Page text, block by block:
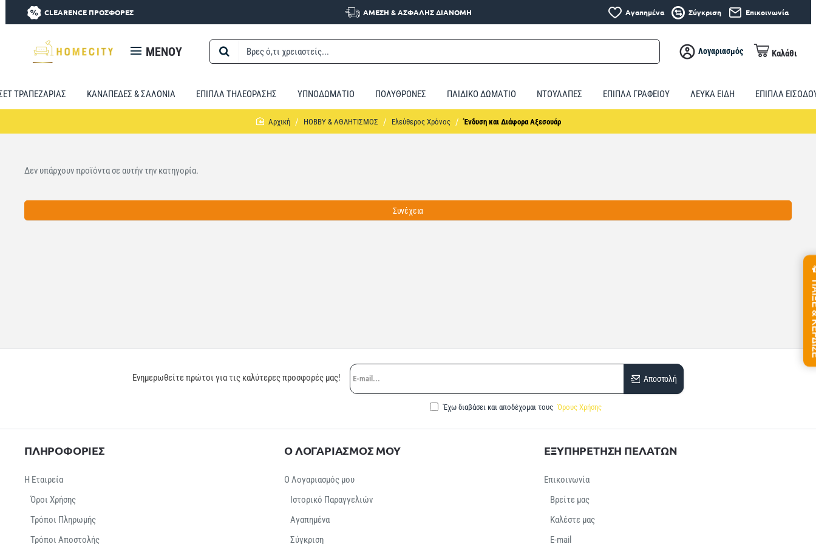
CLEARENCE ΠΡΟΣΦΟΡΕΣ ΑΜΕΣΗ & ΑΣΦΑΛΗΣ ΔΙΑΝΟΜΗ Αγαπημένα Σύγκριση Επικοινωνία
MENOY
Βρες
χρειαστείς...
Λογαριασμός Καλάθι
ΤΡΑΠΕΖΑΡΙΑΣ ΚΑΝΑΠΕΔΕΣ & ΣΑΛΟΝΙΑ ΕΠΙΠΛΑ ΤΗΛΕΟΡΑΣΗΣ ΥΠΝΟΔΩΜΑΤΙΟ ΠΟΛΥΘΡΟΝΕΣ ΠΑΙΔΙΚΟ ΔΩΜΑΤΙΟ ΝΤΟΥΛΑΠΕΣ ΕΠΙΠΛΑ ΓΡΑΦΕΙΟΥ ΛΕΥΚΑ ΕΙΔΗ ΕΠΙΠΛΑ
homeHOBBY & ΑΘΛΗΤΙΣΜΟΣ Ελεύθερος Χρόνος Ένδυση και Διάφορα Αξεσουάρ
Δεν υπάρχουν προϊόντα σε αυτήν την κατηγορία.
Συνέχεια
Ενημερωθείτε πρώτοι για τις καλύτερες προσφορές μας!
E-
mail...
Αποστολή
Έχω διαβάσει και αποδέχομαι τους Όρους Χρήσης
ΠΛΗΡΟΦΟΡΙΕΣ
Η Εταιρεία
Όροι Χρήσης
Τρόποι Πληρωμής
Τρόποι Αποστολής
Ο ΛΟΓΑΡΙΑΣΜΟΣ ΜΟΥ
Ο Λογαριασμός μου
Ιστορικό Παραγγελιών
Αγαπημένα
Σύγκριση
ΕΞΥΠΗΡΕΤΗΣΗ ΠΕΛΑΤΩΝ
Επικοινωνία
Βρείτε μας
Καλέστε μας
E-mail